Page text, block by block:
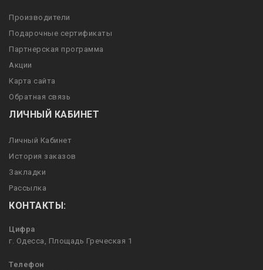
Производители
Подарочные сертификаты
Партнерская программа
Акции
Карта сайта
Обратная связь
ЛИЧНЫЙ КАБИНЕТ
Личный Кабинет
История заказов
Закладки
Рассылка
КОНТАКТЫ:
Цифра
г. Одесса, Площадь Греческая 1
Телефон